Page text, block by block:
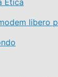
libero